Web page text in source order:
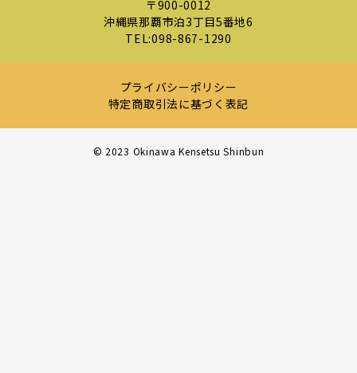
〒900-0012
沖縄県那覇市泊3丁目5番地6
TEL:098-867-1290
プライバシーポリシー
特定商取引法に基づく表記
©︎ 2023 Okinawa Kensetsu Shinbun